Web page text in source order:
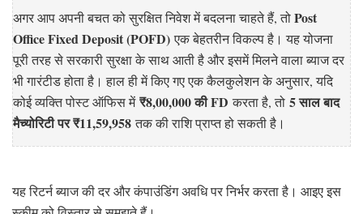
अगर आप अपनी बचत को सुरक्षित निवेश में बदलना चाहते हैं, तोPost
Office Fixed Deposit (POFD)एक बेहतरीन विकल्प है। यह योजना
पूरी तरह से सरकारी सुरक्षा के साथ आती है और इसमें मिलने वाला ब्याज दर
भी गारंटीड होता है। हाल ही में किए गए एक कैलकुलेशन के अनुसार, यदि
कोई व्यक्ति पोस्ट ऑफिस में₹8,00,000 की FD करता है, तो 5 साल बाद
मैच्योरिटी पर ₹11,59,958तक की राशि प्राप्त हो सकती है।
यह रिटर्न ब्याज की दर और कंपाउंडिंग अवधि पर निर्भर करता है। आइए इस